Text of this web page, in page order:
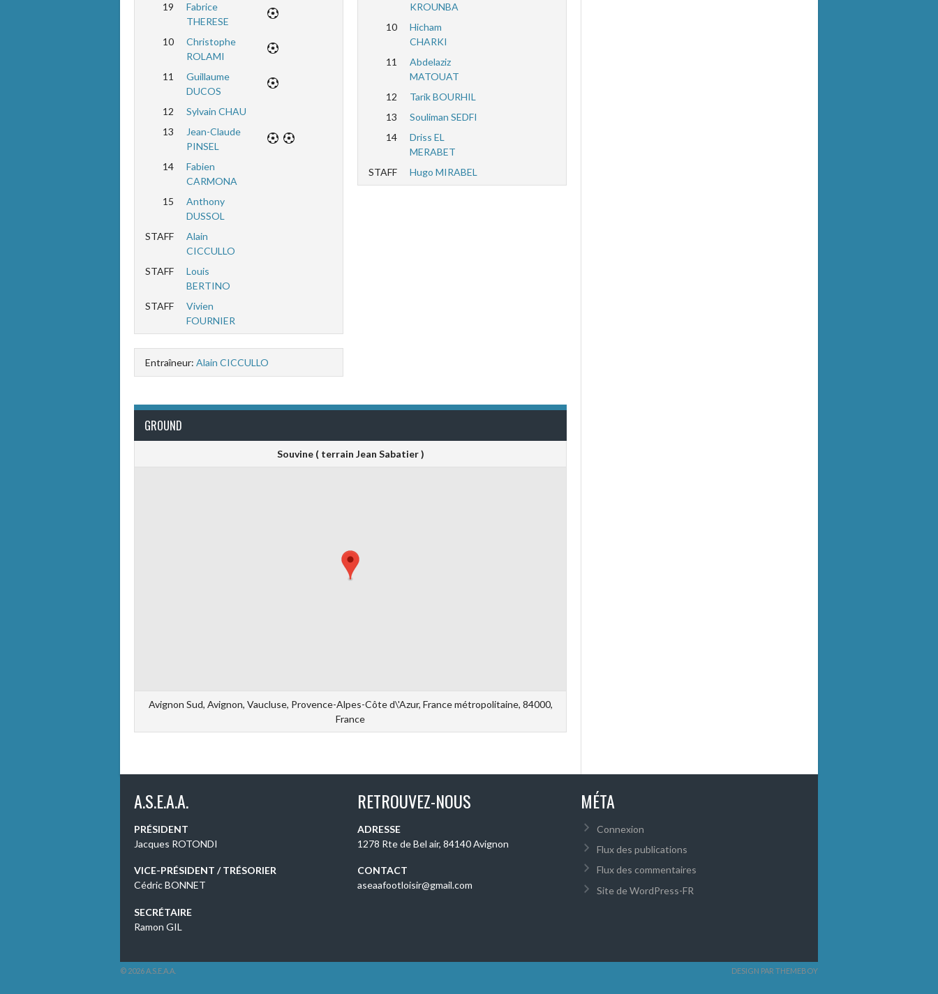
19
Fabrice
THERESE
10
Christophe
ROLAMI
11
Guillaume
DUCOS
12
Sylvain CHAU
13
Jean-Claude
PINSEL
14
Fabien
CARMONA
15
Anthony
DUSSOL
STAFF
Alain
CICCULLO
STAFF
Louis
BERTINO
STAFF
Vivien
FOURNIER
Entraîneur: Alain CICCULLO
KROUNBA
10
Hicham
CHARKI
11
Abdelaziz
MATOUAT
12
Tarik BOURHIL
13
Souliman SEDFI
14
Driss EL
MERABET
STAFF
Hugo MIRABEL
GROUND
Souvine ( terrain Jean Sabatier )
Avignon Sud, Avignon, Vaucluse, Provence-Alpes-Côte d\'Azur, France métropolitaine, 84000,
France
A.S.E.A.A.
PRÉSIDENT
Jacques ROTONDI
VICE-PRÉSIDENT / TRÉSORIER
Cédric BONNET
SECRÉTAIRE
Ramon GIL
RETROUVEZ-NOUS
ADRESSE
1278 Rte de Bel air, 84140 Avignon
CONTACT
aseaafootloisir@gmail.com
MÉTA
Connexion
Flux des publications
Flux des commentaires
Site de WordPress-FR
© 2026 A.S.E.A.A. DESIGN PAR THEMEBOY